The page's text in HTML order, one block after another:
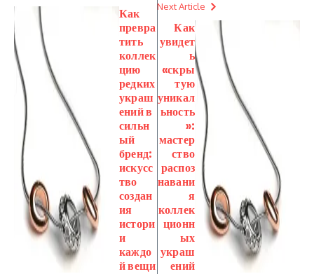
Как
превра
тить
коллек
цию
редких
украш
ений в
сильн
ый
бренд:
искусс
тво
создан
ия
истори
и
каждо
й вещи
Next Article
Как
увидет
ь
«скры
тую
уникал
ьность
»:
мастер
ство
распоз
навани
я
коллек
ционн
ых
украш
ений